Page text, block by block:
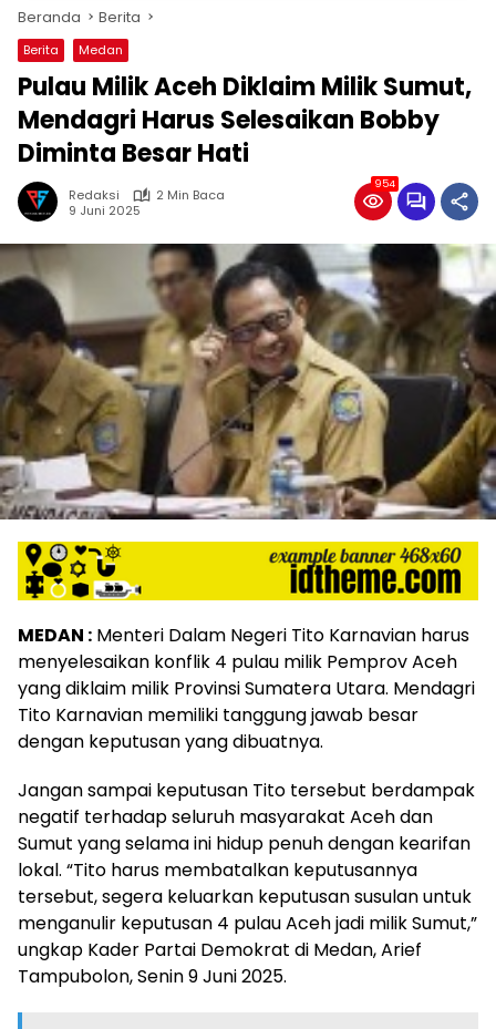
Beranda Berita
Berita Medan
Pulau Milik Aceh Diklaim Milik Sumut,
Mendagri Harus Selesaikan Bobby
Diminta Besar Hati
Redaksi
2 Min Baca
9 Juni 2025
954
MEDAN : Menteri Dalam Negeri Tito Karnavian harus
menyelesaikan konflik 4 pulau milik Pemprov Aceh
yang diklaim milik Provinsi Sumatera Utara. Mendagri
Tito Karnavian memiliki tanggung jawab besar
dengan keputusan yang dibuatnya.
Jangan sampai keputusan Tito tersebut berdampak
negatif terhadap seluruh masyarakat Aceh dan
Sumut yang selama ini hidup penuh dengan kearifan
lokal. “Tito harus membatalkan keputusannya
tersebut, segera keluarkan keputusan susulan untuk
menganulir keputusan 4 pulau Aceh jadi milik Sumut,”
ungkap Kader Partai Demokrat di Medan, Arief
Tampubolon, Senin 9 Juni 2025.